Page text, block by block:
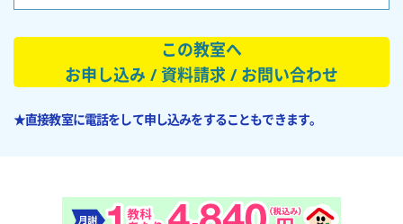
この教室へ
お申し込み / 資料請求 / お問い合わせ
★直接教室に電話をして申し込みをすることもできます。